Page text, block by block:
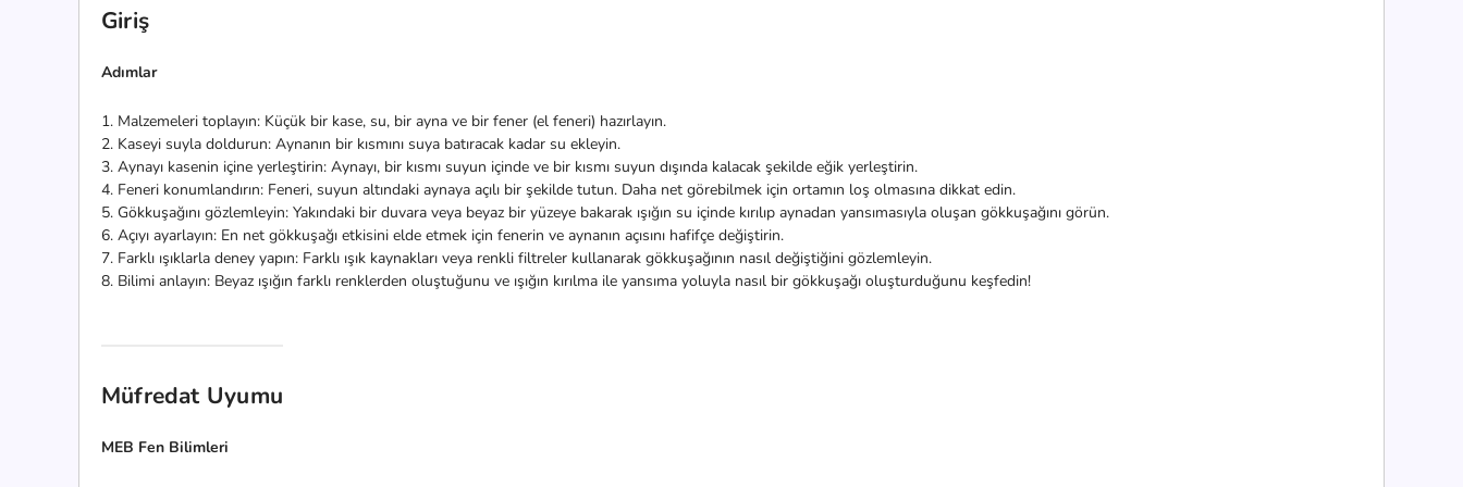
Giriş
Adımlar
1. Malzemeleri toplayın: Küçük bir kase, su, bir ayna ve bir fener (el feneri) hazırlayın.
2. Kaseyi suyla doldurun: Aynanın bir kısmını suya batıracak kadar su ekleyin.
3. Aynayı kasenin içine yerleştirin: Aynayı, bir kısmı suyun içinde ve bir kısmı suyun dışında kalacak şekilde eğik yerleştirin.
4. Feneri konumlandırın: Feneri, suyun altındaki aynaya açılı bir şekilde tutun. Daha net görebilmek için ortamın loş olmasına dikkat edin.
5. Gökkuşağını gözlemleyin: Yakındaki bir duvara veya beyaz bir yüzeye bakarak ışığın su içinde kırılıp aynadan yansımasıyla oluşan gökkuşağını görün.
6. Açıyı ayarlayın: En net gökkuşağı etkisini elde etmek için fenerin ve aynanın açısını hafifçe değiştirin.
7. Farklı ışıklarla deney yapın: Farklı ışık kaynakları veya renkli filtreler kullanarak gökkuşağının nasıl değiştiğini gözlemleyin.
8. Bilimi anlayın: Beyaz ışığın farklı renklerden oluştuğunu ve ışığın kırılma ile yansıma yoluyla nasıl bir gökkuşağı oluşturduğunu keşfedin!
Müfredat Uyumu
MEB Fen Bilimleri